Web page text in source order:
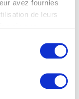
avez fournies
de leurs